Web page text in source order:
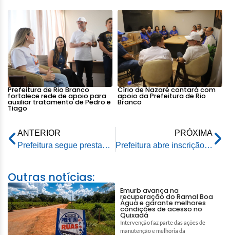
Prefeitura de Rio Branco
fortalece rede de apoio para
auxiliar tratamento de Pedro e
Tiago
Círio de Nazaré contará com
apoio da Prefeitura de Rio
Branco
ANTERIOR
Prefeitura segue prestando assistência às famílias atingidas afirma chefe de gabinete da prefeitura, Artur Neto
PRÓXIMA
Prefeitura abre inscrição on-line de voluntários para ajudar nos abrigos
Outras notícias:
Emurb avança na
recuperação do Ramal Boa
Água e garante melhores
condições de acesso no
Quixadá
Intervenção faz parte das ações de
manutenção e melhoria da